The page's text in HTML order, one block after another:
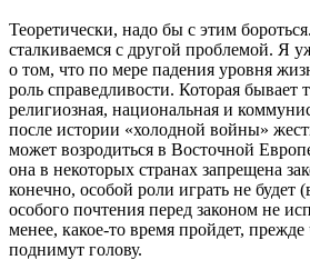
Теоретически, надо бы с этим
сталкиваемся с другой проблемой. Я
о том, что по мере падения уровня
роль справедливости. Которая бывает
религиозная, национальная и
после истории «холодной войны»
может возродиться в Восточной
она в некоторых странах запрещена
конечно, особой роли играть не будет
особого почтения перед законом не
менее, какое-то время пройдет,
поднимут голову.